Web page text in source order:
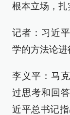
根本立场，扎
记者：习近
学的方法论进
李义平：马
过思考和回
近平总书记